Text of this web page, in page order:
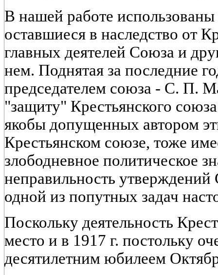
В нашей работе
оставшиеся в наследство от
главных деятелей Союза и
нем. Поднятая за последние
председателем союза - С. П.
"защиту" Крестьянского
якобы допущенных автором
Крестьянском союзе, тоже
злободневное политическое
неправильность
одной из попутных задач
Поскольку деятельность
место и в 1917 г. постольку
десятилетним юбилеем